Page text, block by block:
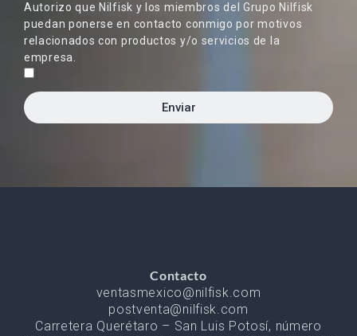
Autorizo que Nilfisk y los miembros del Grupo Nilfisk
puedan ponerse en contacto conmigo por motivos
relacionados con productos y/o servicios de la
empresa.
Enviar
Contacto
ventasmexico@nilfisk.com
postventa@nilfisk.com
Carretera Querétaro – San Luis Potosí, número